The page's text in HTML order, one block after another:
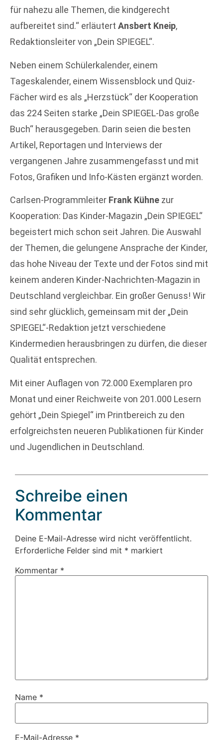
für nahezu alle Themen, die kindgerecht
aufbereitet sind.“ erläutert Ansbert Kneip,
Redaktionsleiter von „Dein SPIEGEL“.
Neben einem Schülerkalender, einem
Tageskalender, einem Wissensblock und Quiz-
Fächer wird es als „Herzstück“ der Kooperation
das 224 Seiten starke „Dein SPIEGEL-Das große
Buch“ herausgegeben. Darin seien die besten
Artikel, Reportagen und Interviews der
vergangenen Jahre zusammengefasst und mit
Fotos, Grafiken und Info-Kästen ergänzt worden.
Carlsen-Programmleiter Frank Kühne zur
Kooperation: Das Kinder-Magazin „Dein SPIEGEL“
begeistert mich schon seit Jahren. Die Auswahl
der Themen, die gelungene Ansprache der Kinder,
das hohe Niveau der Texte und der Fotos sind mit
keinem anderen Kinder-Nachrichten-Magazin in
Deutschland vergleichbar. Ein großer Genuss! Wir
sind sehr glücklich, gemeinsam mit der „Dein
SPIEGEL“-Redaktion jetzt verschiedene
Kindermedien herausbringen zu dürfen, die dieser
Qualität entsprechen.
Mit einer Auflagen von 72.000 Exemplaren pro
Monat und einer Reichweite von 201.000 Lesern
gehört „Dein Spiegel“ im Printbereich zu den
erfolgreichsten neueren Publikationen für Kinder
und Jugendlichen in Deutschland.
Schreibe einen
Kommentar
Deine E-Mail-Adresse wird nicht veröffentlicht.
Erforderliche Felder sind mit * markiert
Kommentar *
Name *
E-Mail-Adresse *